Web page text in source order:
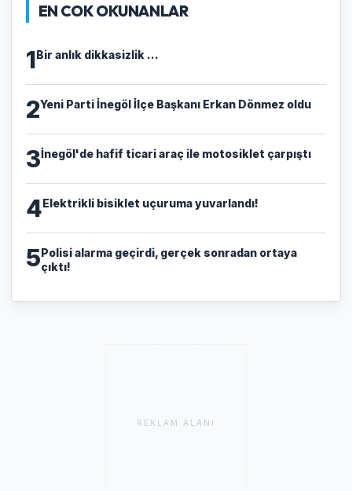
EN COK OKUNANLAR
1Bir anlık dikkasizlik ...
2Yeni Parti İnegöl İlçe Başkanı Erkan Dönmez oldu
3İnegöl'de hafif ticari araç ile motosiklet çarpıştı
4Elektrikli bisiklet uçuruma yuvarlandı!
5Polisi alarma geçirdi, gerçek sonradan ortaya
çıktı!
REKLAM ALANI